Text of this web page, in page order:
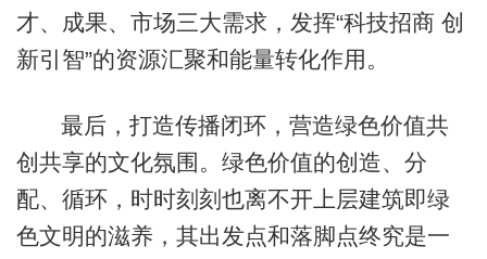
才、成果、市场三大需求，发挥“科技招商 创
新引智”的资源汇聚和能量转化作用。
最后，打造传播闭环，营造绿色价值共
创共享的文化氛围。绿色价值的创造、分
配、循环，时时刻刻也离不开上层建筑即绿
色文明的滋养，其出发点和落脚点终究是一